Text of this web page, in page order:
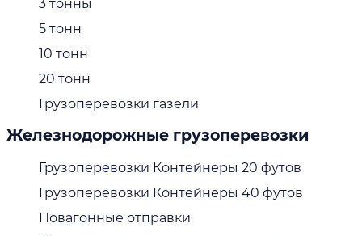
3 тонны
5 тонн
10 тонн
20 тонн
Грузоперевозки газели
Железнодорожные грузоперевозки
Грузоперевозки Контейнеры 20 футов
Грузоперевозки Контейнеры 40 футов
Повагонные отправки